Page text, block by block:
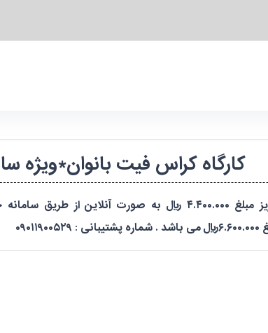
کارگاه کراس فیت بانوان*ویژه
**شرایط پرداخت : مرحله اول :واریز مبلغ ۴.۴۰۰.۰۰۰